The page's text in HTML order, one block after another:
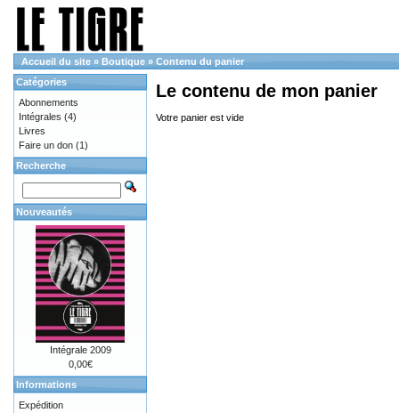
Accueil du site » Boutique » Contenu du panier
Le contenu de mon panier
Votre panier est vide
Catégories
Abonnements
Intégrales (4)
Livres
Faire un don (1)
Recherche
Nouveautés
Intégrale 2009
0,00€
Informations
Expédition